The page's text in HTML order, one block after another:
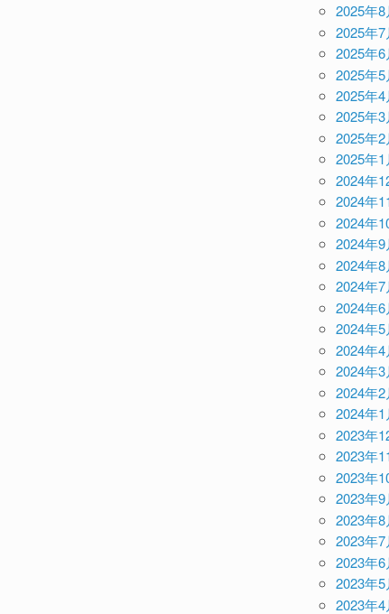
2025年8
2025年7
2025年6
2025年5
2025年4
2025年3
2025年2
2025年1
2024年
2024年
2024年
2024年9
2024年8
2024年7
2024年6
2024年5
2024年4
2024年3
2024年2
2024年1
2023年
2023年
2023年
2023年9
2023年8
2023年7
2023年6
2023年5
2023年4